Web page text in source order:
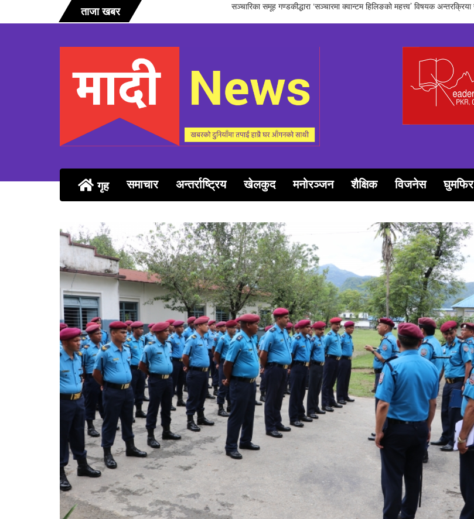
ताजा खबर कञ्चन पत्रकरिता पुरस्कार खेम सारु मगर र गोपाल जिटीलाई
गृह समाचार अन्तर्राष्ट्रिय खेलकुद मनोरञ्जन शैक्षिक विजनेस घुमफिर